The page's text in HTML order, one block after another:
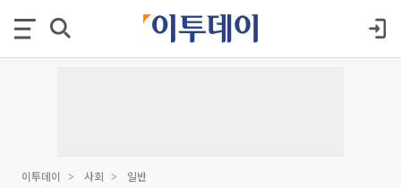
이투데이 사회 일반